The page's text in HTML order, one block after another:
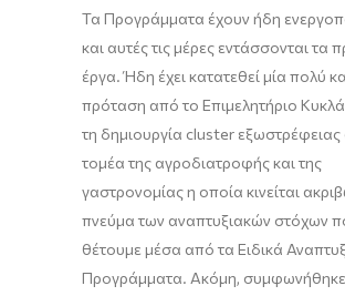
Τα Προγράμματα έχουν ήδη
και αυτές τις μέρες εντάσσονται τα
έργα. Ήδη έχει κατατεθεί μία πολύ
πρόταση από το Επιμελητήριο
τη δημιουργία cluster εξωστρέφειας
τομέα της αγροδιατροφής και της
γαστρονομίας η οποία κινείται
πνεύμα των αναπτυξιακών στόχων
θέτουμε μέσα από τα Ειδικά
Προγράμματα. Ακόμη,